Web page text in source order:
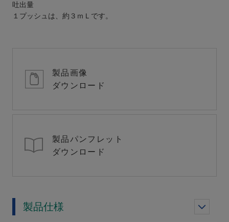
吐出量
１プッシュは、約３ｍＬです。
製品画像
ダウンロード
製品パンフレット
ダウンロード
製品仕様